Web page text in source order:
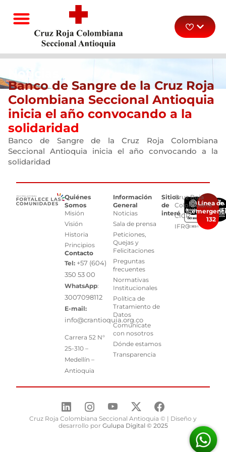
Noticias
Banco de Sangre de la Cruz Roja
Colombiana Seccional Antioquia
inicia el año convocando a la
solidaridad
Banco de Sangre de la Cruz Roja Colombiana
Seccional Antioquia inicia el año convocando a la
solidaridad
Quiénes
Somos
Misión
Visión
Historia
Principios
Contacto
Tel: +57 (604)
350 53 00
WhatsApp:
3007098112
E-mail:
info@crantioquia.org.co
Carrera 52 N°
25-310 –
Medellín –
Antioquia
Información
General
Noticias
Sala de prensa
Peticiones,
Quejas y
Felicitaciones
Preguntas
frecuentes
Normativas
Institucionales
Política de
Tratamiento de
Datos
Comunícate
con nosotros
Dónde estamos
Transparencia
Sitios
de
interés
Cruz Roja
Colombiana
CICR
IFRC
Línea de
132
Cruz Roja Colombiana Seccional Antioquia © | Diseño y
desarrollo por Gulupa Digital © 2025